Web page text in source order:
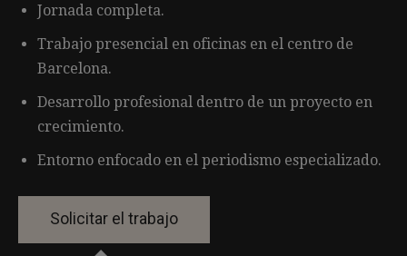
Jornada completa.
Trabajo presencial en oficinas en el centro de
Barcelona.
Desarrollo profesional dentro de un proyecto en
crecimiento.
Entorno enfocado en el periodismo especializado.